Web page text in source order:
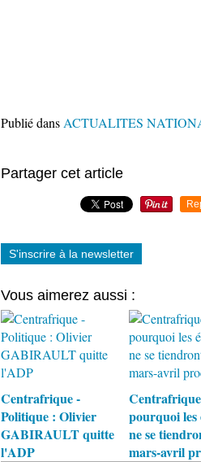
Publié dans ACTUALITES
Partager cet article
S'inscrire à la newsletter
Vous aimerez aussi :
Centrafrique -
Politique : Olivier
GABIRAULT quitte
l'ADP
pourquoi les
ne se
mars-avril